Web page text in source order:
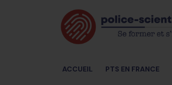
ACCUEIL PTS EN FRANCE